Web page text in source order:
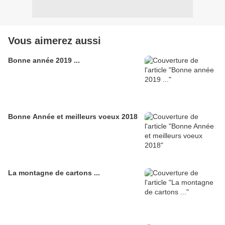
Vous aimerez aussi
Bonne année 2019 ...
Bonne Année et meilleurs voeux 2018
La montagne de cartons ...